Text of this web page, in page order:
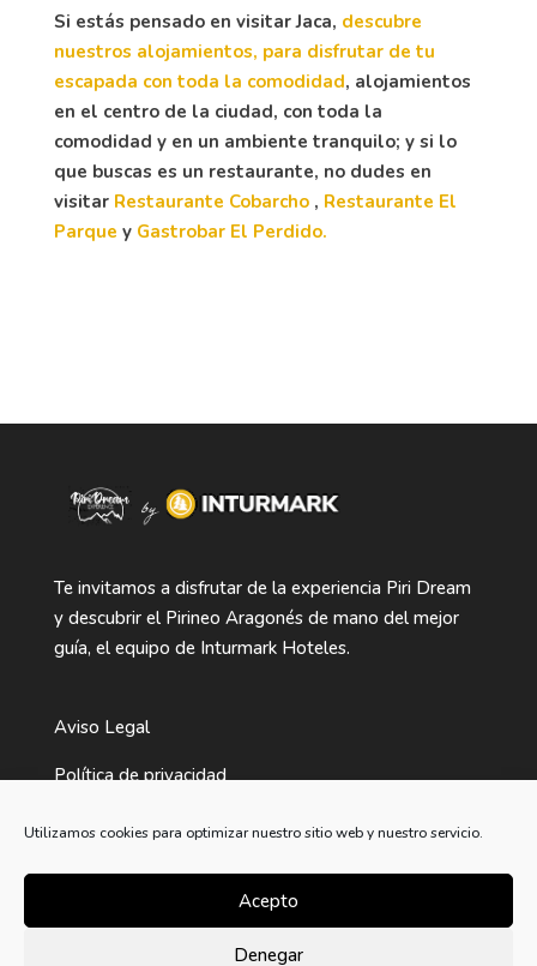
Utilizamos cookies para optimizar nuestro sitio web y nuestro servicio.
Acepto
Denegar
Si estás pensado en visitar Jaca, descubre
nuestros alojamientos, para disfrutar de tu
escapada con toda la comodidad, alojamientos
en el centro de la ciudad, con toda la
comodidad y en un ambiente tranquilo; y si lo
que buscas es un restaurante, no dudes en
visitar Restaurante Cobarcho, Restaurante El
Parque y Gastrobar El Perdido.
Te invitamos a disfrutar de la experiencia Piri Dream
y descubrir el Pirineo Aragonés de mano del mejor
guía, el equipo de Inturmark Hoteles.
Aviso Legal
Política de privacidad
Términos y condiciones de compra
Política de Cookies